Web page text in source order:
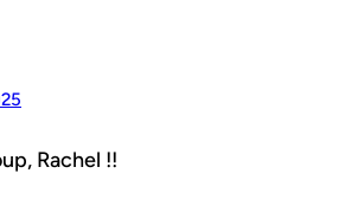
Rachel !!